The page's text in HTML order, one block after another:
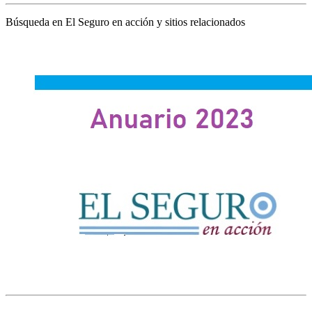
Búsqueda en El Seguro en acción y sitios relacionados